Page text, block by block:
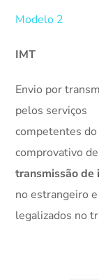
Modelo 2
IMT
Envio por
pelos serviços
competentes
comprovativo de
transmissão de
no estrangeiro e
legalizados no